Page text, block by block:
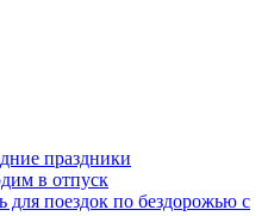
праздники
в отпуск
для поездок по бездорожью с